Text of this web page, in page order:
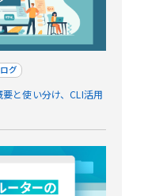
グ
と使い分け、CLI活用